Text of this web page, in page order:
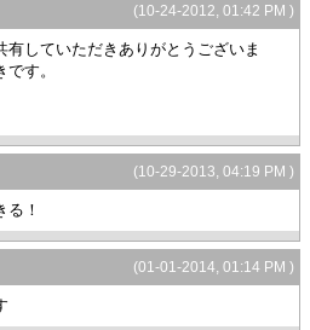
(10-24-2012, 01:42 PM )
していただきありがとうございま
す。
(10-29-2013, 04:19 PM )
る！
(01-01-2014, 01:14 PM )